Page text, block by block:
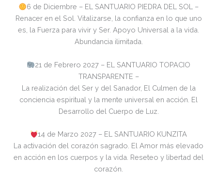
6 de Diciembre – EL SANTUARIO PIEDRA DEL SOL –
Renacer en el Sol. Vitalizarse, la confianza en lo que uno
es, la Fuerza para vivir y Ser. Apoyo Universal a la vida.
Abundancia ilimitada.
21 de Febrero 2027 – EL SANTUARIO TOPACIO
TRANSPARENTE –
La realización del Ser y del Sanador, El Culmen de la
conciencia espiritual y la mente universal en acción. El
Desarrollo del Cuerpo de Luz.
14 de Marzo 2027 – EL SANTUARIO KUNZITA
La activación del corazón sagrado. El Amor más elevado
en acción en los cuerpos y la vida. Reseteo y libertad del
corazón.